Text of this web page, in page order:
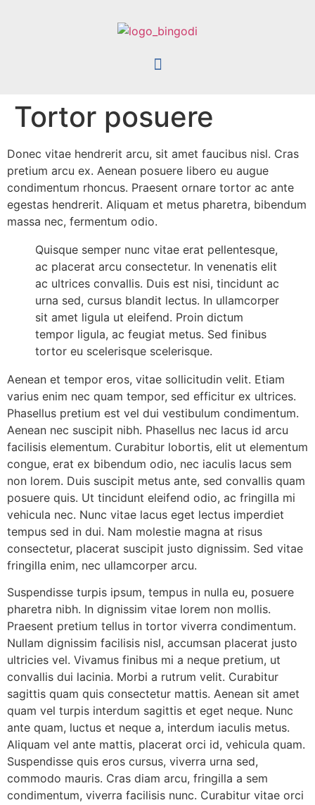
Tortor posuere
Donec vitae hendrerit arcu, sit amet faucibus nisl. Cras
pretium arcu ex. Aenean posuere libero eu augue
condimentum rhoncus. Praesent ornare tortor ac ante
egestas hendrerit. Aliquam et metus pharetra, bibendum
massa nec, fermentum odio.
Quisque semper nunc vitae erat pellentesque,
ac placerat arcu consectetur. In venenatis elit
ac ultrices convallis. Duis est nisi, tincidunt ac
urna sed, cursus blandit lectus. In ullamcorper
sit amet ligula ut eleifend. Proin dictum
tempor ligula, ac feugiat metus. Sed finibus
tortor eu scelerisque scelerisque.
Aenean et tempor eros, vitae sollicitudin velit. Etiam
varius enim nec quam tempor, sed efficitur ex ultrices.
Phasellus pretium est vel dui vestibulum condimentum.
Aenean nec suscipit nibh. Phasellus nec lacus id arcu
facilisis elementum. Curabitur lobortis, elit ut elementum
congue, erat ex bibendum odio, nec iaculis lacus sem
non lorem. Duis suscipit metus ante, sed convallis quam
posuere quis. Ut tincidunt eleifend odio, ac fringilla mi
vehicula nec. Nunc vitae lacus eget lectus imperdiet
tempus sed in dui. Nam molestie magna at risus
consectetur, placerat suscipit justo dignissim. Sed vitae
fringilla enim, nec ullamcorper arcu.
Suspendisse turpis ipsum, tempus in nulla eu, posuere
pharetra nibh. In dignissim vitae lorem non mollis.
Praesent pretium tellus in tortor viverra condimentum.
Nullam dignissim facilisis nisl, accumsan placerat justo
ultricies vel. Vivamus finibus mi a neque pretium, ut
convallis dui lacinia. Morbi a rutrum velit. Curabitur
sagittis quam quis consectetur mattis. Aenean sit amet
quam vel turpis interdum sagittis et eget neque. Nunc
ante quam, luctus et neque a, interdum iaculis metus.
Aliquam vel ante mattis, placerat orci id, vehicula quam.
Suspendisse quis eros cursus, viverra urna sed,
commodo mauris. Cras diam arcu, fringilla a sem
condimentum, viverra facilisis nunc. Curabitur vitae orci